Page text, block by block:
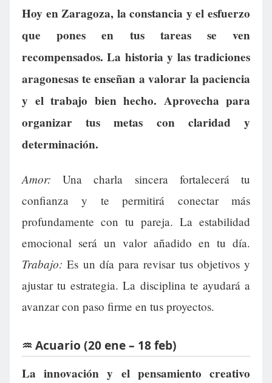
Hoy en Zaragoza, la constancia y el esfuerzo
que pones en tus tareas se ven
recompensados. La historia y las tradiciones
aragonesas te enseñan a valorar la paciencia
y el trabajo bien hecho. Aprovecha para
organizar tus metas con claridad y
determinación.
Amor: Una charla sincera fortalecerá tu
confianza y te permitirá conectar más
profundamente con tu pareja. La estabilidad
emocional será un valor añadido en tu día.
Trabajo: Es un día para revisar tus objetivos y
ajustar tu estrategia. La disciplina te ayudará a
avanzar con paso firme en tus proyectos.
♒ Acuario (20 ene – 18 feb)
La innovación y el pensamiento creativo